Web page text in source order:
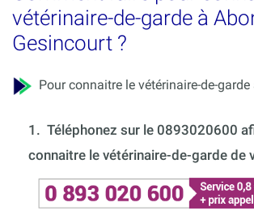
vétérinaire-de-garde à
Gesincourt ?
Pour connaitre le vétérinaire-de-garde
1. Téléphonez sur le 0893020600
connaitre le vétérinaire-de-garde de